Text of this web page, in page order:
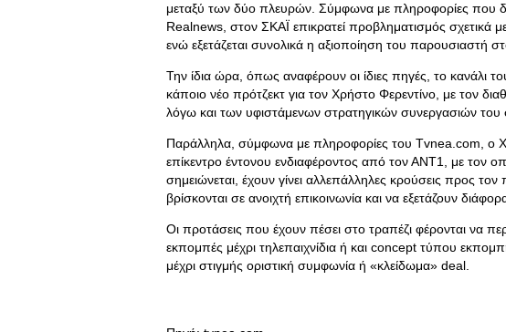
μεταξύ των δύο πλευρών. Σύμφωνα με πληροφορίες που
Realnews, στον ΣΚΑΪ επικρατεί προβληματισμός σχετικά
ενώ εξετάζεται συνολικά η αξιοποίηση του παρουσιαστή
Την ίδια ώρα, όπως αναφέρουν οι ίδιες πηγές, το κανάλι
κάποιο νέο πρότζεκτ για τον Χρήστο Φερεντίνο, με τον
λόγω και των υφιστάμενων στρατηγικών συνεργασιών του
Παράλληλα, σύμφωνα με πληροφορίες του Tvnea.com, ο
επίκεντρο έντονου ενδιαφέροντος από τον ΑΝΤ1, με τον
σημειώνεται, έχουν γίνει αλλεπάλληλες κρούσεις προς
βρίσκονται σε ανοιχτή επικοινωνία και να εξετάζουν
Οι προτάσεις που έχουν πέσει στο τραπέζι φέρονται να
εκπομπές μέχρι τηλεπαιχνίδια ή και concept τύπου
μέχρι στιγμής οριστική συμφωνία ή «κλείδωμα» deal.